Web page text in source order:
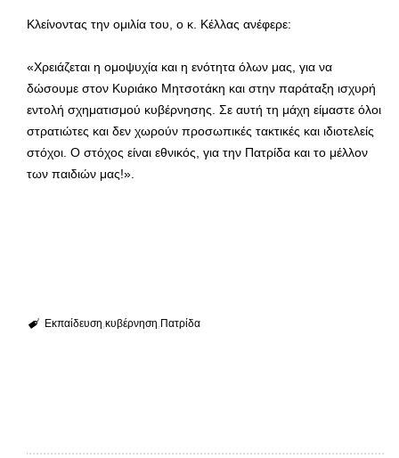
Κλείνοντας την ομιλία του, ο κ. Κέλλας ανέφερε:
«Χρειάζεται η ομοψυχία και η ενότητα όλων μας, για να
δώσουμε στον Κυριάκο Μητσοτάκη και στην παράταξη ισχυρή
εντολή σχηματισμού κυβέρνησης. Σε αυτή τη μάχη είμαστε όλοι
στρατιώτες και δεν χωρούν προσωπικές τακτικές και ιδιοτελείς
στόχοι. Ο στόχος είναι εθνικός, για την Πατρίδα και το μέλλον
των παιδιών μας!».
Εκπαίδευση κυβέρνηση Πατρίδα